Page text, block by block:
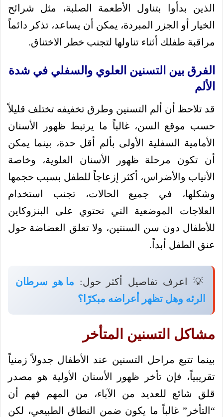
الذين بدأوا بتناول الأطعمة الصلبة، مثل شرائح
الخيار أو الجزر المبردة، يمكن أن يساعد، تذكر دائماً
مراقبة طفلك أثناء تناولها لتجنب خطر الاختناق.
الفرق بين التسنين العلوي والسفلي في شدة
الألم
قد تلاحظ أن ألم التسنين وطرق تخفيفه تختلف قليلاً
حسب موقع السن، غالباً ما يرتبط ظهور الأسنان
الأمامية السفلية الأولى بألم أقل حدة، بينما يمكن
أن تكون مرحلة ظهور الأسنان العلوية، وخاصة
الأنياب والأضراس، أكثر إزعاجاً للطفل بسبب حجمها
وشكلها، في جميع الحالات، تجنب استخدام
العلاجات الموضعية التي تحتوي على البنزوكاين
للأطفال دون سن السنتين، ولا تعلق العضاضة حول
عنق الطفل أبداً.
💡 اعرف تفاصيل أكثر حول: ما هو سرطان
الرئه وهل تظهر أعراضه مبكرًا؟
مشاكل التسنين المتأخر
بينما تتبع مراحل التسنين عند الأطفال جدولاً زمنياً
تقريبياً، فإن تأخر ظهور الأسنان الأولية هو مصدر
قلق شائع للعديد من الآباء، من المهم فهم أن
“التأخر” غالباً ما يكون ضمن النطاق الطبيعي، لكن